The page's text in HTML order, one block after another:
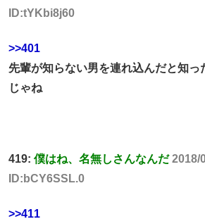
ID:tYKbi8j60
>>401
先輩が知らない男を連れ込んだと知っ
じゃね
419: 僕はね、名無しさんなんだ 2018/
ID:bCY6SSL.0
>>411